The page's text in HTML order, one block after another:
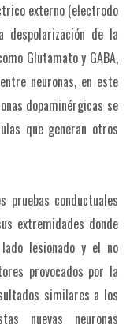
externo (electrodo
de la
Glutamato y GABA,
neuronas, en este
dopaminérgicas se
que generan otros
conductuales
extremidades donde
lesionado y el no
provocados por la
similares a los
nuevas neuronas